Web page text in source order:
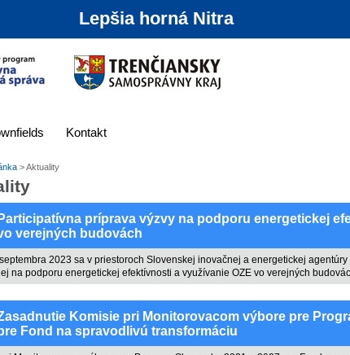
Lepšia horná Nitra
Kontakt
>Aktuality
príprava výzvy na podporu energetickej
verejných budovách
2023 sa v priestoroch Slovenskej inovačnej a energetickej
na podporu energetickej efektívnosti a využívanie OZE vo verejných
Komisie pri Monitorovacom výbore pre
Fond na spravodlivú transformáciu